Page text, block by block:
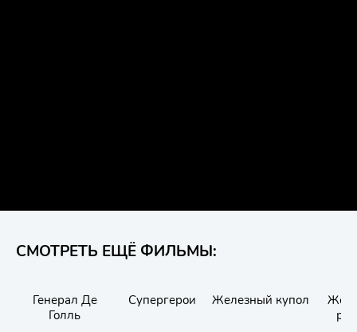
СМОТРЕТЬ ЕЩЁ ФИЛЬМЫ:
Генерал Де
Голль
Супергерои Железный купол